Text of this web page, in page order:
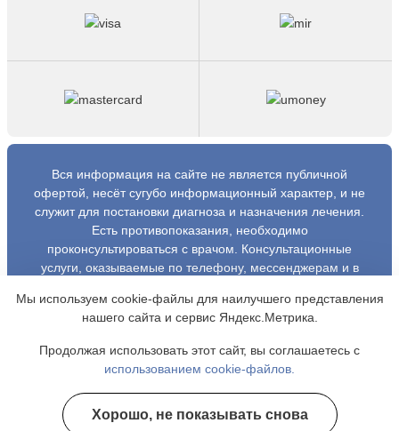
Вся информация на сайте не является публичной
офертой, несёт сугубо информационный характер, и не
служит для постановки диагноза и назначения лечения.
Есть противопоказания, необходимо
проконсультироваться с врачом. Консультационные
услуги, оказываемые по телефону, мессенджерам и в
характер и не являются медицинскими услугами.
Оставаясь на сайте вы соглашаетесь на использование
cookies. 18+
Copyright © 2026 Профсибмед. Все права
защищены.
Полезные курсы
Мы используем cookie-файлы для наилучшего представления
нашего сайта и сервис Яндекс.Метрика.
Продолжая использовать этот сайт, вы соглашаетесь с
использованием cookie-файлов.
Хорошо, не показывать снова